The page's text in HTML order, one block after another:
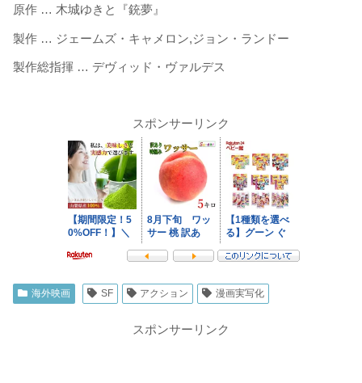
原作 … 木城ゆきと『銃夢』
製作 … ジェームズ・キャメロン,ジョン・ランドー
製作総指揮 … デヴィッド・ヴァルデス
スポンサーリンク
海外映画 SF アクション 漫画実写化
スポンサーリンク